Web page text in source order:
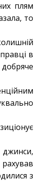
плям
то
в
джинси,
з